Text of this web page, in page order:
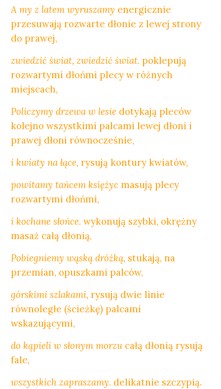
A my z latem wyruszamy energicznie
przesuwają rozwarte dłonie z lewej strony
do prawej,
zwiedzić świat, zwiedzić świat.poklepują
rozwartymi dłońmi plecy w różnych
miejscach,
Policzymy drzewa w lesie dotykają pleców
kolejno wszystkimi palcamilewej dłoni i
prawej dłoni równocześnie,
i kwiaty na łące,rysują kontury kwiatów,
powitamy tańcem księżycmasują plecy
rozwartymi dłońmi,
i kochane słońce.wykonują szybki, okrężny
masaż całą dłonią,
Pobiegniemy wąską dróżką, stukają, na
przemian, opuszkami palców,
górskimi szlakami,rysują dwie linie
równoległe (ścieżkę) palcami
wskazującymi,
do kąpieli w słonym morzu całą dłonią rysują
fale,
wszystkich zapraszamy. delikatnie szczypią.